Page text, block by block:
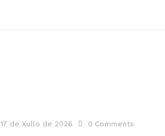
17 de Xullo de 2026 0 Comments